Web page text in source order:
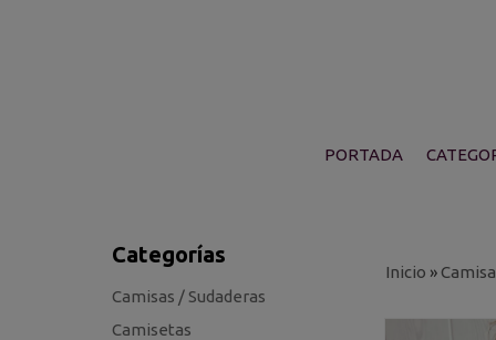
PORTADA
Categorías
Camisas / Sudaderas
Camisetas
Inicio »